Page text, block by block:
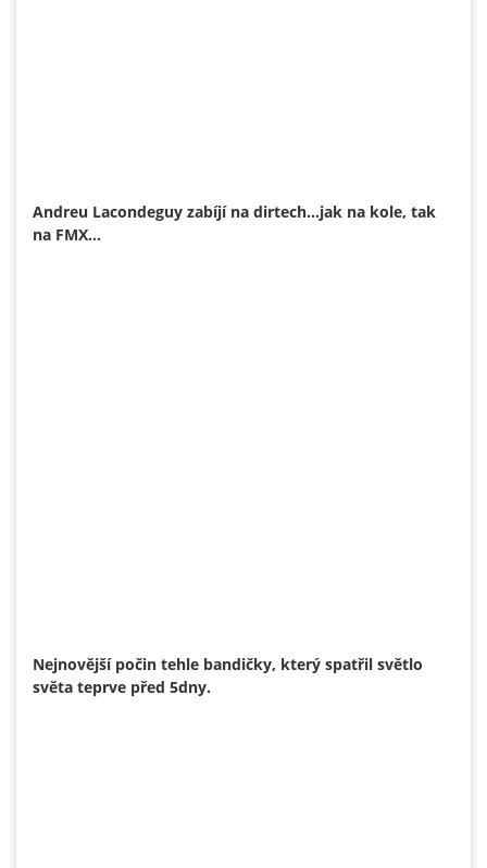
Andreu Lacondeguy zabíjí na dirtech...jak na kole, tak
na FMX...
Nejnovější počin tehle bandičky, který spatřil světlo
světa teprve před 5dny.